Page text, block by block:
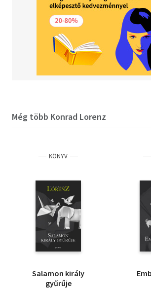
Még több Konrad Lorenz
KÖNYV
Salamon király
gyűrűje